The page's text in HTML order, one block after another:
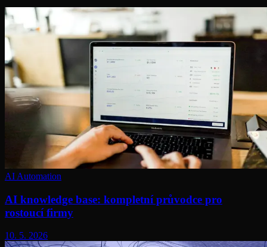
AI Automation
AI knowledge base: kompletní průvodce pro
rostoucí firmy
10. 5. 2026